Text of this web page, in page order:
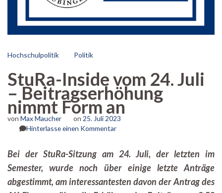
Hochschulpolitik Politik
StuRa-Inside vom 24. Juli
– Beitragserhöhung
nimmt Form an
von Max Maucher on 25. Juli 2023
Hinterlasse einen Kommentarzu
vom
24.
Juli
–
Bei der StuRa-Sitzung am 24. Juli, der letzten im
Semester, wurde noch über einige letzte Anträge
abgestimmt, am interessantesten davon der Antrag des